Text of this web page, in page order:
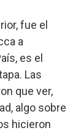
fue el
a
es el
Las
que ver,
algo sobre
hicieron